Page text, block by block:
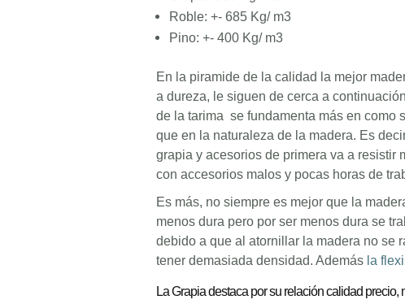
Roble: +- 685 Kg/ m3
Pino: +- 400 Kg/ m3
En la piramide de la calidad la mejor
a dureza, le siguen de cerca a
de la tarima se fundamenta más en como
que en la naturaleza de la madera. Es
grapia y acesorios de primera va a resistir
con accesorios malos y pocas horas de
Es más, no siempre es mejor que la
menos dura pero por ser menos dura se
debido a que al atornillar la madera no se
tener demasiada densidad. Además la
La Grapia destaca por su relación calidad